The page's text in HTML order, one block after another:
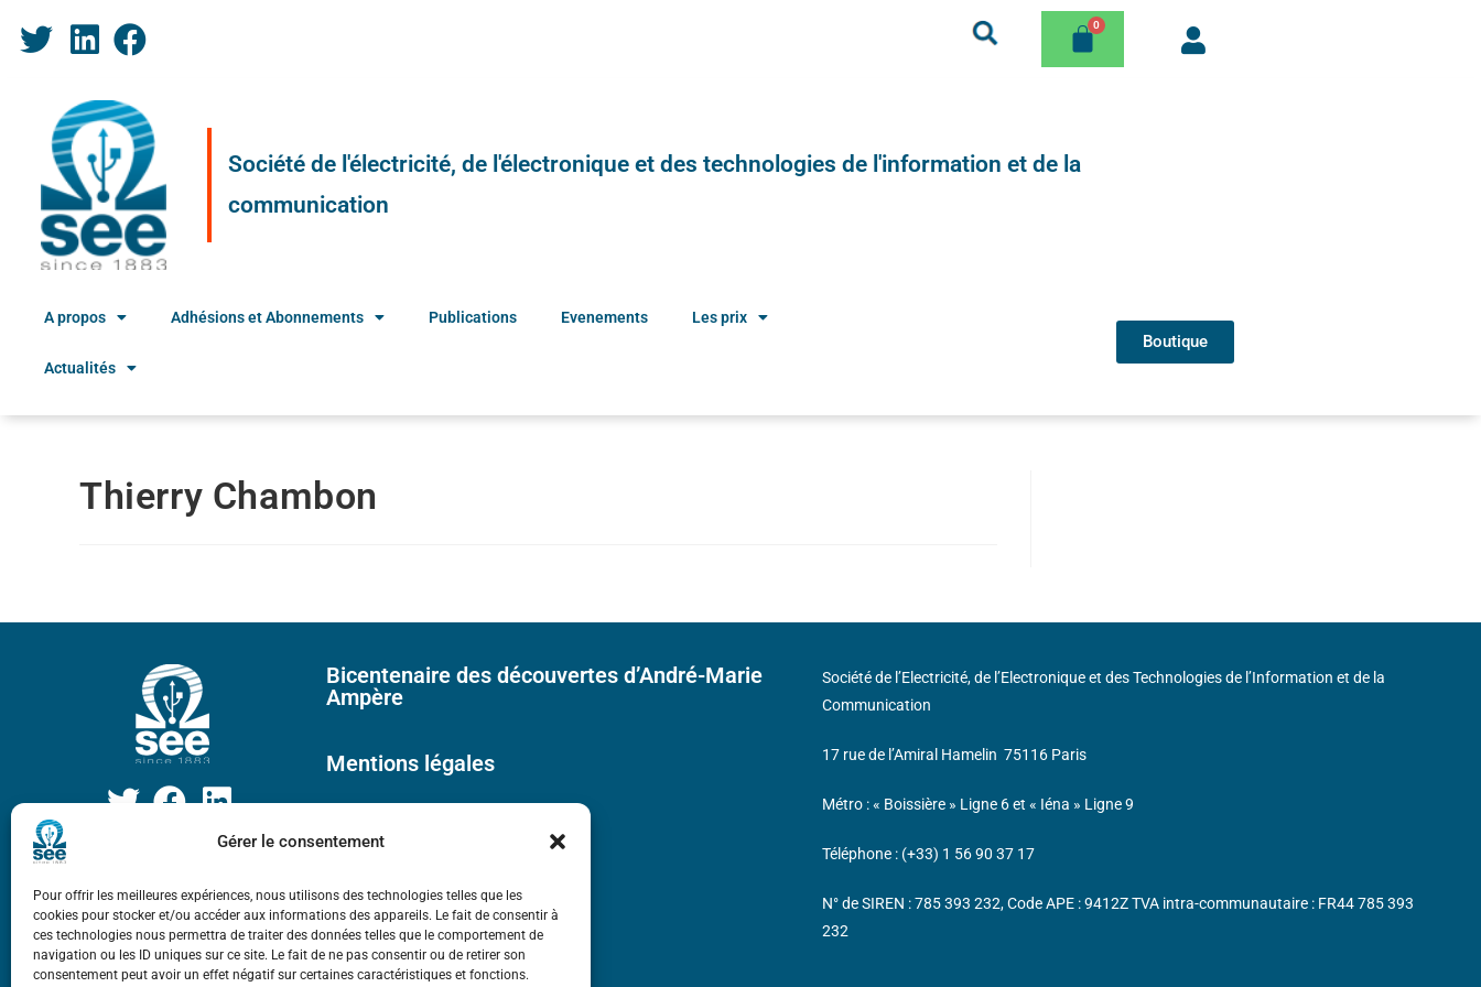
Gérer le consentement
Pour offrir les meilleures expériences, nous utilisons des technologies telles que les
cookies pour stocker et/ou accéder aux informations des appareils. Le fait de consentir à
ces technologies nous permettra de traiter des données telles que le comportement de
navigation ou les ID uniques sur ce site. Le fait de ne pas consentir ou de retirer son
consentement peut avoir un effet négatif sur certaines caractéristiques et fonctions.
Société de l'électricité, de l'électronique et des technologies de l'information et de la
communication
A propos Adhésions et Abonnements Publications Evenements Les prix
Actualités
Boutique
Thierry Chambon
Bicentenaire des découvertes d’André-Marie
Ampère
Mentions légales
Société de l’Electricité, de l’Electronique et des Technologies de l’Information et de la
Communication
17 rue de l’Amiral Hamelin 75116 Paris
Métro : « Boissière » Ligne 6 et « Iéna » Ligne 9
Téléphone : (+33) 1 56 90 37 17
N° de SIREN : 785 393 232, Code APE : 9412Z TVA intra-communautaire : FR44 785 393
232